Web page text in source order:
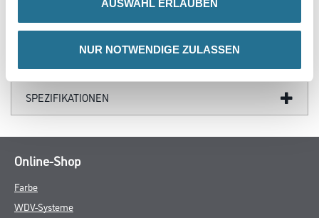
AUSWAHL ERLAUBEN
NUR NOTWENDIGE ZULASSEN
GEFAHRENHINWEISE
SPEZIFIKATIONEN
Online-Shop
Farbe
WDV-Systeme